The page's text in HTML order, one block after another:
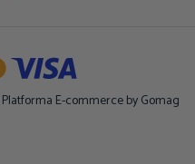
Platforma E-commerce by Gomag